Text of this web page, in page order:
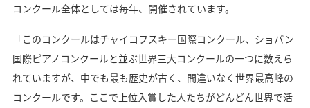
コンクール全体としては毎年、開催されています。
「このコンクールはチャイコフスキー国際コンクール、ショパン
国際ピアノコンクールと並ぶ世界三大コンクールの一つに数えら
れていますが、中でも最も歴史が古く、間違いなく世界最高峰の
コンクールです。ここで上位入賞した人たちがどんどん世界で活